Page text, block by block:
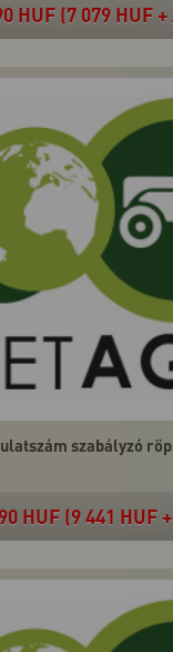
HUF (7 079 HUF +
szabályzó
HUF (9 441 HUF